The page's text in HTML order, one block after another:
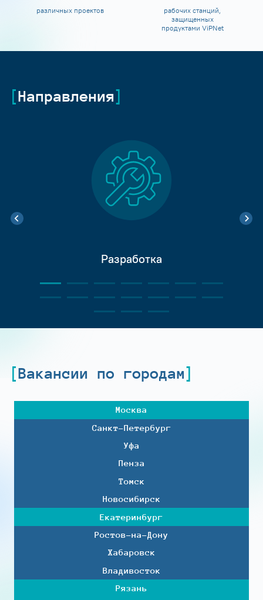
различных проектов
рабочих станций,
защищенных
продуктами ViPNet
Направления
Разработка
Вакансии по городам
Москва
Санкт-Петербург
Уфа
Пенза
Томск
Новосибирск
Екатеринбург
Ростов-на-Дону
Хабаровск
Владивосток
Рязань